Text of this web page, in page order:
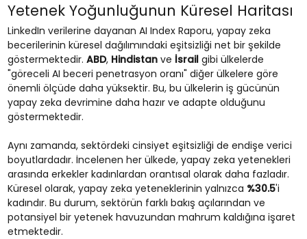
Yetenek Yoğunluğunun Küresel Haritası
LinkedIn verilerine dayanan AI Index Raporu, yapay zeka
becerilerinin küresel dağılımındaki eşitsizliği net bir şekilde
göstermektedir. ABD, Hindistan ve İsrail gibi ülkelerde
"göreceli AI beceri penetrasyon oranı" diğer ülkelere göre
önemli ölçüde daha yüksektir. Bu, bu ülkelerin iş gücünün
yapay zeka devrimine daha hazır ve adapte olduğunu
göstermektedir.
Aynı zamanda, sektördeki cinsiyet eşitsizliği de endişe verici
boyutlardadır. İncelenen her ülkede, yapay zeka yetenekleri
arasında erkekler kadınlardan orantısal olarak daha fazladır.
Küresel olarak, yapay zeka yeteneklerinin yalnızca %30.5'i
kadındır. Bu durum, sektörün farklı bakış açılarından ve
potansiyel bir yetenek havuzundan mahrum kaldığına işaret
etmektedir.